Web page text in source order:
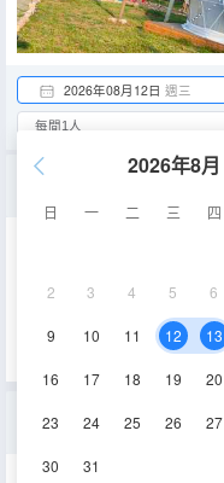
2026年08月12日 週三
2026年8月
日 一 二 三 四
2 3 4 5 6
9 10 11 12 13
16 17 18 19 20
23 24 25 26 27
30 31